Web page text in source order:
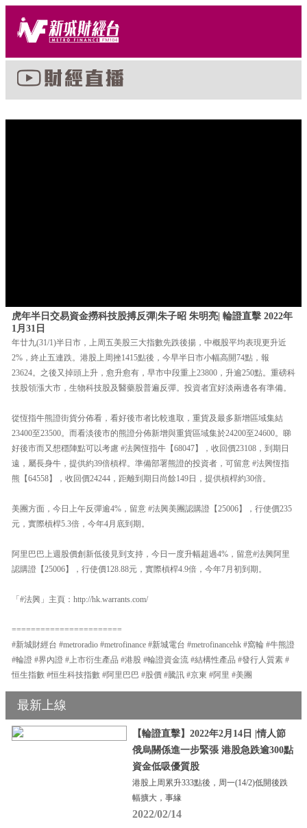
虎年半日交易資金撈科技股搏反彈|朱子昭 朱明亮| 輪證直擊 2022年
1月31日
年廿九(31/1)半日市，上周五美股三大指數先跌後揚，中概股平均表現更升近
2%，終止五連跌。港股上周挫1415點後，今早半日市小幅高開74點，報
23624。之後又掉頭上升，愈升愈有，早市中段重上23800，升逾250點。重磅科
技股領漲大市，生物科技股及醫藥股普遍反彈。投資者宜好淡兩邊各有準備。
從恆指牛熊證街貨分佈看，看好後市者比較進取，重貨及最多新增區域集結
23400至23500。而看淡後市的熊證分佈新增與重貨區域集於24200至24600。睇
好後市而又想穩陣點可以考慮 #法興恆指牛【68047】，收回價23108，到期日
遠，屬長身牛，提供約39倍槓桿。準備部署熊證的投資者，可留意 #法興恆指
熊【64558】，收回價24244，距離到期日尚餘149日，提供槓桿約30倍。
美團方面，今日上午反彈逾4%，留意 #法興美團認購證【25006】，行使價235
元，實際槓桿5.3倍，今年4月底到期。
阿里巴巴上週股價創新低後見到支持，今日一度升幅超過4%，留意#法興阿里
認購證【25006】，行使價128.88元，實際槓桿4.9倍，今年7月初到期。
「#法興」主頁：http://hk.warrants.com/
=======================
#新城財經台 #metroradio #metrofinance #新城電台 #metrofinancehk #窩輪 #牛熊證
#輪證 #界內證 #上市衍生產品 #港股 #輪證資金流 #結構性產品 #發行人質素 #
恒生指數 #恒生科技指數 #阿里巴巴 #股價 #騰訊 #京東 #阿里 #美團
最新上線
【輪證直擊】2022年2月14日 |情人節
俄烏關係進一步緊張 港股急跌逾300點
資金低吸優質股
港股上周累升333點後，周一(14/2)低開後跌
幅擴大，事緣
2022/02/14